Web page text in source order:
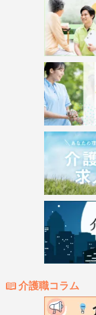
介護職コラム